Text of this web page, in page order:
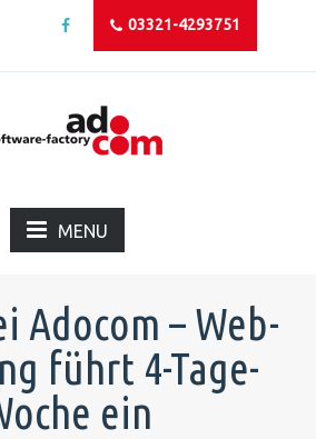
03321-4293751
MENU
Adocom – Web-
führt 4-Tage-
ein